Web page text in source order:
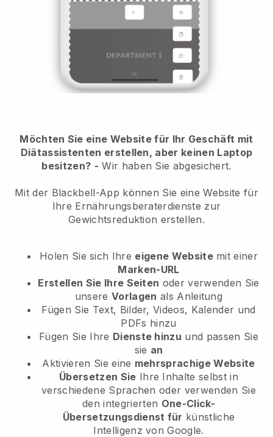
Möchten Sie eine Website für Ihr Geschäft mit
Diätassistenten erstellen, aber keinen Laptop
besitzen? - Wir haben Sie abgesichert.
Mit der Blackbell-App können Sie eine Website für
Ihre Ernährungsberaterdienste zur
Gewichtsreduktion erstellen.
Holen Sie sich Ihre eigene Websitemit einer
Marken-URL
Erstellen Sie Ihre Seiten oder verwenden Sie
unsereVorlagen als Anleitung
Fügen Sie Text, Bilder, Videos, Kalender und
PDFs hinzu
Fügen Sie Ihre Dienste hinzu und passen Sie
sie an
Aktivieren Sie eine mehrsprachige Website
Übersetzen Sie Ihre Inhalte selbst in
verschiedene Sprachen oder verwenden Sie
den integrierten One-Click-
Übersetzungsdienst für künstliche
Intelligenz von Google.